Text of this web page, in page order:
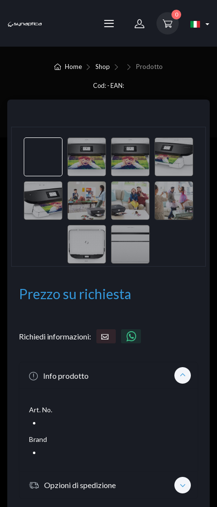
0
Home Shop Prodotto
Cod: - EAN:
Prezzo su richiesta
Richiedi informazioni:
Info prodotto
Art. No.
Brand
Opzioni di spedizione